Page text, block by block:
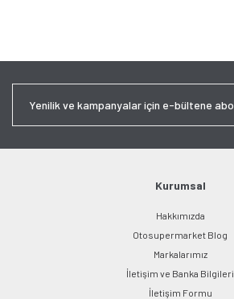
Ürün açıklamasında eksik bilgiler bulunuyor.
Bu ürüne benzer farklı alternatifler olmalı.
Gönder
Kurumsal
Hakkımızda
Otosupermarket Blog
Markalarımız
İletişim ve Banka Bilgileri
İletişim Formu